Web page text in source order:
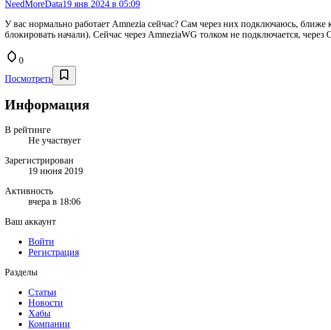
NeedMoreData19 янв 2024 в 05:09
У вас нормально работает Amnezia сейчас? Сам через них подключаюсь,
блокировать начали). Сейчас через AmneziaWG толком не подключается,
0
Посмотреть
Информация
В рейтинге
Не участвует
Зарегистрирован
19 июня 2019
Активность
вчера в 18:06
Ваш аккаунт
Войти
Регистрация
Разделы
Статьи
Новости
Хабы
Компании